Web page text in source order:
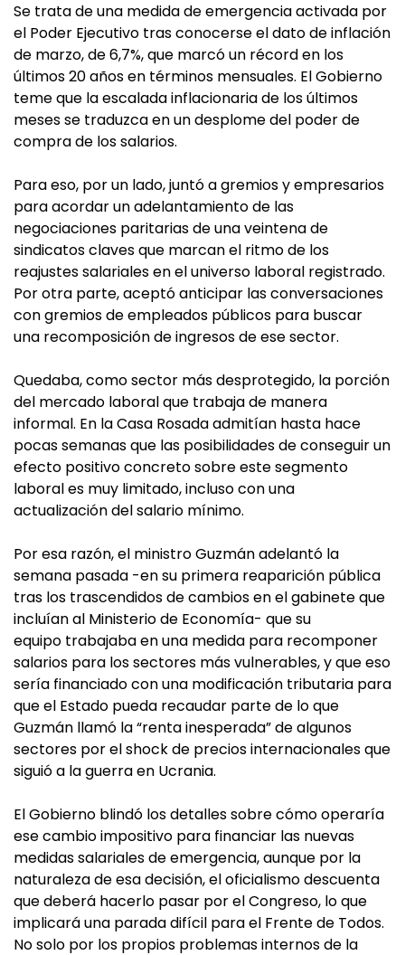
Se trata de una medida de emergencia activada por
el Poder Ejecutivo tras conocerse el dato de inflación
de marzo, de 6,7%, que marcó un récord en los
últimos 20 años en términos mensuales. El Gobierno
teme que la escalada inflacionaria de los últimos
meses se traduzca en un desplome del poder de
compra de los salarios.
Para eso, por un lado, juntó a gremios y empresarios
para acordar un adelantamiento de las
negociaciones paritarias de una veintena de
sindicatos claves que marcan el ritmo de los
reajustes salariales en el universo laboral registrado.
Por otra parte, aceptó anticipar las conversaciones
con gremios de empleados públicos para buscar
una recomposición de ingresos de ese sector.
Quedaba, como sector más desprotegido, la porción
del mercado laboral que trabaja de manera
informal. En la Casa Rosada admitían hasta hace
pocas semanas que las posibilidades de conseguir un
efecto positivo concreto sobre este segmento
laboral es muy limitado, incluso con una
actualización del salario mínimo.
Por esa razón, el ministro Guzmán adelantó la
semana pasada -en su primera reaparición pública
tras los trascendidos de cambios en el gabinete que
incluían al Ministerio de Economía- que su
equipo trabajaba en una medida para recomponer
salarios para los sectores más vulnerables, y que eso
sería financiado con una modificación tributaria para
que el Estado pueda recaudar parte de lo que
Guzmán llamó la “renta inesperada” de algunos
sectores por el shock de precios internacionales que
siguió a la guerra en Ucrania.
El Gobierno blindó los detalles sobre cómo operaría
ese cambio impositivo para financiar las nuevas
medidas salariales de emergencia, aunque por la
naturaleza de esa decisión, el oficialismo descuenta
que deberá hacerlo pasar por el Congreso, lo que
implicará una parada difícil para el Frente de Todos.
No solo por los propios problemas internos de la